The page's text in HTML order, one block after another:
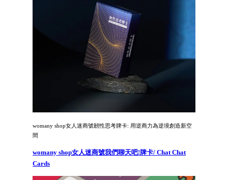
womany shop女人迷商號韌性思考牌卡: 用逆商力為逆境創造新空
間
womany shop女人迷商號我們聊天吧!牌卡/ Chat Chat
Cards